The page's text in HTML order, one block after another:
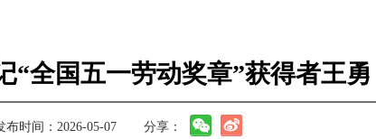
全国五一劳动奖章”获得者王勇
布时间：2026-05-07 分享：